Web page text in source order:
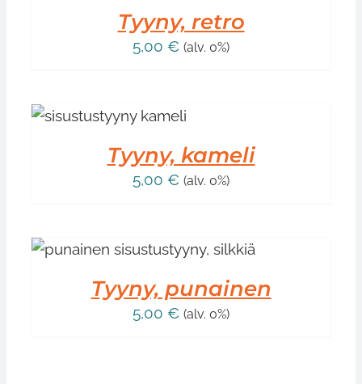
Tyyny, retro
5,00 € (alv. 0%)
Tyyny, kameli
5,00 € (alv. 0%)
Tyyny, punainen
5,00 € (alv. 0%)